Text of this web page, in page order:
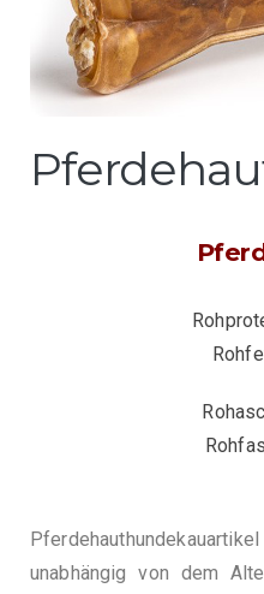
unabhängig von dem